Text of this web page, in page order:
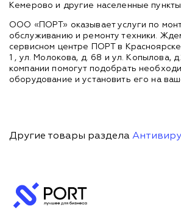
Кемерово и другие населенные пункты
ООО «ПОРТ» оказывает услуги по
обслуживанию и ремонту техники.
сервисном центре ПОРТ в
1 , ул. Молокова, д. 68 и ул. Копылова,
компании помогут подобрать
оборудование и установить его на
Другие товары раздела